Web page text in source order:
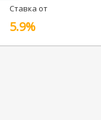
Ставка от
5.9%